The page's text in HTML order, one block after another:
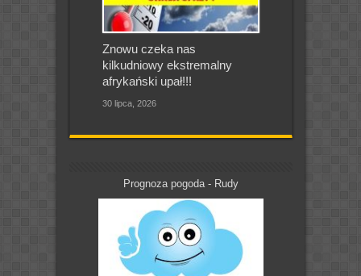
Znowu czeka nas
kilkudniowy ekstremalny
afrykański upał!!!
30 lipca, 2026
Prognoza pogoda - Rudy